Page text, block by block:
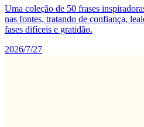
Uma coleção de 50 frases
nas fontes, tratando de confiança,
fases difíceis e gratidão.
2026/7/27